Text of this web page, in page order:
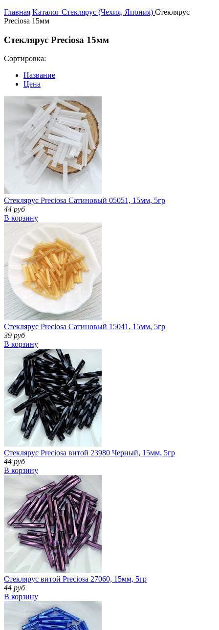
Главная Kаталог Стеклярус (Чехия, Япония) Стеклярус
Preciosa 15мм
Стеклярус Preciosa 15мм
Сортировка:
Название
Цена
Стеклярус Preciosa Сатиновый 05051, 15мм, 5гр
44 руб
В корзину
Стеклярус Preciosa Сатиновый 15041, 15мм, 5гр
39 руб
В корзину
Стеклярус Preciosa витой 23980 Черный, 15мм, 5гр
44 руб
В корзину
Стеклярус витой Preciosa 27060, 15мм, 5гр
44 руб
В корзину